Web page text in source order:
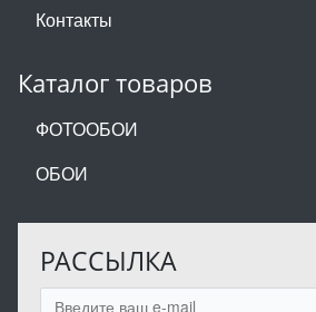
Контакты
Каталог товаров
ФОТООБОИ
ОБОИ
РАССЫЛКА